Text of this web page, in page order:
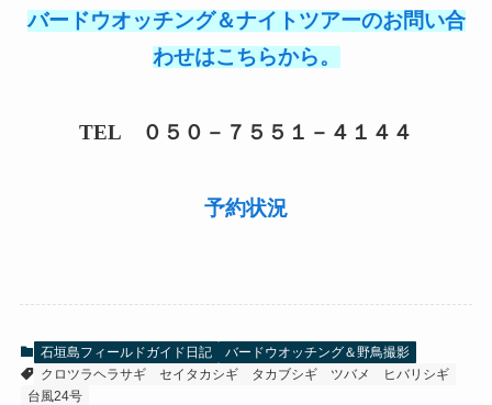
バードウオッチング＆ナイトツアーのお問い合
わせはこちらから。
TEL ０５０－７５５１－４１４４
予約状況
石垣島フィールドガイド日記
バードウオッチング＆野鳥撮影
クロツラヘラサギ
セイタカシギ タカブシギ ツバメ
ヒバリシギ
台風24号